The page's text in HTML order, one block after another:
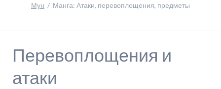
Мун
Манга: Атаки, перевоплощения, предметы
Перевоплощения и
атаки